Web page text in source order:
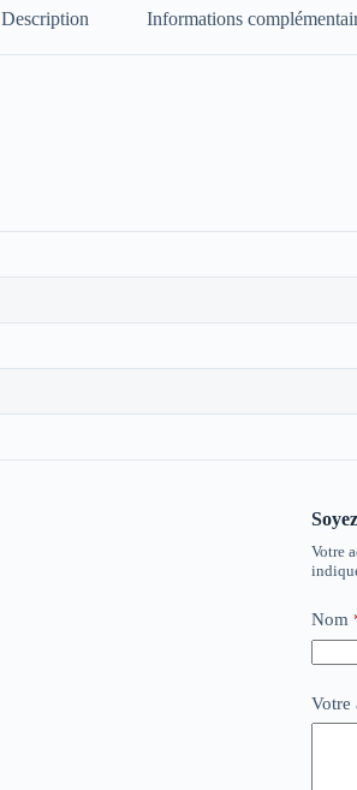
Description Informations
Votre
Nom
Votre